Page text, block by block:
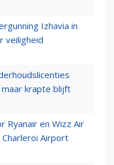
Izhavia in
veiligheid
krapte blijft
Ryanair en Wizz Air
Airport